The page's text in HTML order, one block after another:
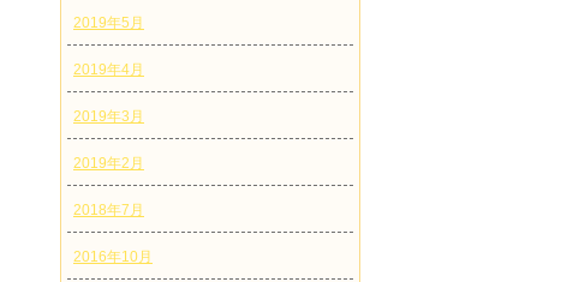
2019年5月
2019年4月
2019年3月
2019年2月
2018年7月
2016年10月